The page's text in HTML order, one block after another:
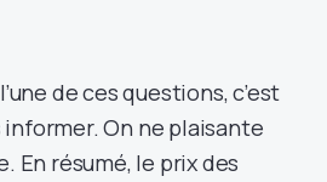
de ces questions, c’est
On ne plaisante
En résumé, le prix des